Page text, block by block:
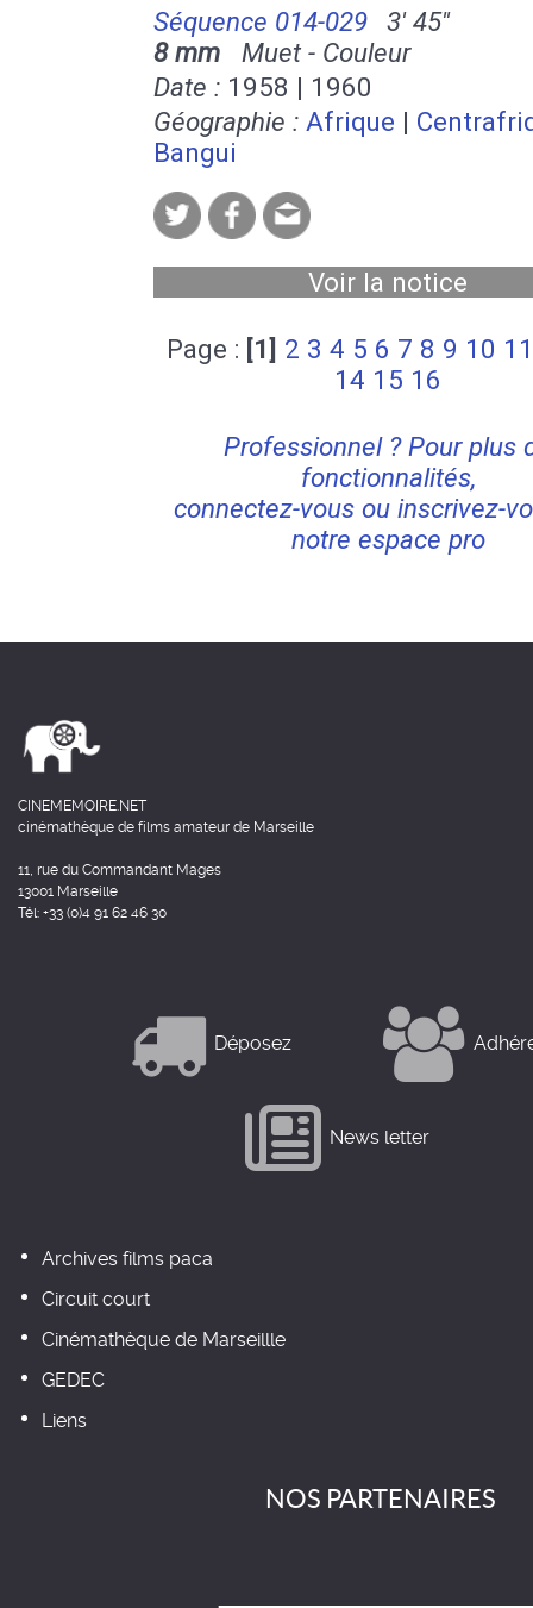
Séquence 014-029
3' 45''
8 mm Muet - Couleur
Date : 1958 | 1960
Géographie : Afrique |
Bangui
Voir la notice
Page : [1] 2 3 4 5 6 7 8 9 10 11
14 15 16
Professionnel ? Pour plus
fonctionnalités,
connectez-vous ou inscrivez-
notre espace pro
CINEMEMOIRE.NET
cinémathèque de films amateur de Marseille
11, rue du Commandant Mages
13001 Marseille
Tél: +33 (0)4 91 62 46 30
Déposez
News letter
Archives films paca
Circuit court
Cinémathèque de Marseillle
GEDEC
Liens
NOS PARTENAIRES